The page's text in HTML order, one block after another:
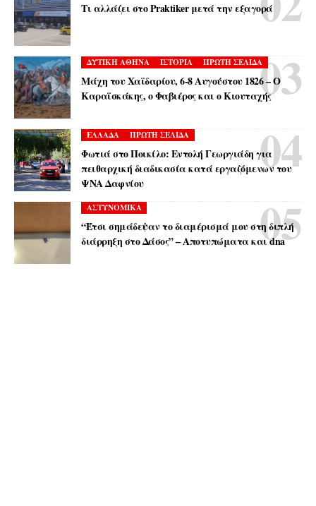
Τι αλλάζει στο Praktiker μετά την εξαγορά
ΔΥΤΙΚΗ ΑΘΗΝΑ ΙΣΤΟΡΙΑ ΠΡΩΤΗ ΣΕΛΙΔΑ
Μάχη του Χαϊδαρίου, 6-8 Αυγούστου 1826 – Ο
Καραϊσκάκης, ο Φαβιέρος και ο Κιουταχής
ΕΛΛΑΔΑ ΠΡΩΤΗ ΣΕΛΙΔΑ
Φωτιά στο Ποικίλο: Εντολή Γεωργιάδη για
πειθαρχική διαδικασία κατά εργαζόμενων του
ΨΝΑ Δαφνίου
ΑΣΤΥΝΟΜΙΚΑ
“Έτσι σημάδεψαν το διαμέρισμά μου στη διπλή
διάρρηξη στο Δάσος” – Αποτυπώματα και dna